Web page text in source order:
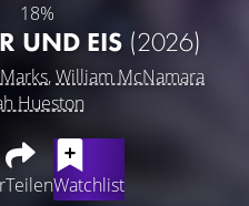
18%
UND EIS (2026)
,William McNamara
Hueston
TeilenWatchlist